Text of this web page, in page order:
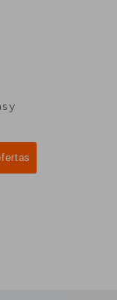
y